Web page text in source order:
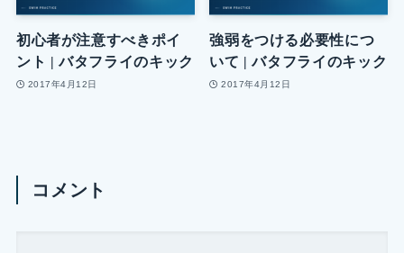
初心者が注意すべきポイ
ント | バタフライのキック
2017年4月12日
強弱をつける必要性につ
いて | バタフライのキック
2017年4月12日
コメント